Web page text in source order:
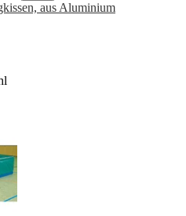
aus Aluminium